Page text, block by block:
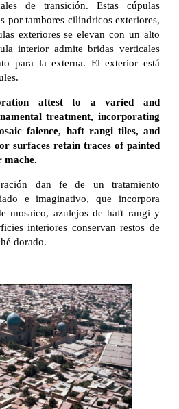
de transición. Estas cúpulas
por tambores cilíndricos exteriores,
exteriores se elevan con un alto
interior admite bridas verticales
para la externa. El exterior está
attest to a varied and
treatment, incorporating
faience, haft rangi tiles, and
surfaces retain traces of painted
mache.
dan fe de un tratamiento
e imaginativo, que incorpora
mosaico, azulejos de haft rangi y
interiores conservan restos de
dorado.